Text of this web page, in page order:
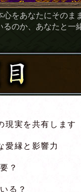
をあなたにそのま
のか、あなたと一
現実を共有します
愛縁と影響力
？
る？